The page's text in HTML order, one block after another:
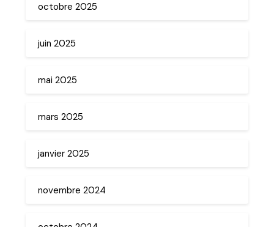
octobre 2025
juin 2025
mai 2025
mars 2025
janvier 2025
novembre 2024